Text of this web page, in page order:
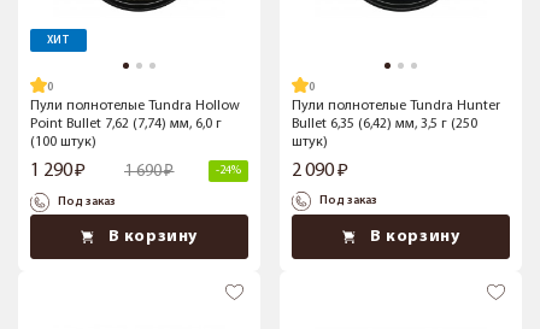
ХИТ
Пули полнотелые Tundra Hollow
Point Bullet 7,62 (7,74) мм, 6,0 г
(100 штук)
1 290 1 690 -24%
Под заказ
В корзину
Пули полнотелые Tundra Hunter
Bullet 6,35 (6,42) мм, 3,5 г (250
штук)
2 090
Под заказ
В корзину